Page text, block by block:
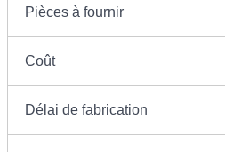
Pièces à fournir
Coût
Délai de fabrication